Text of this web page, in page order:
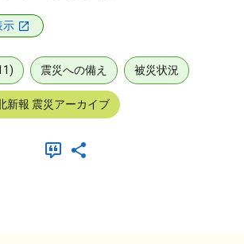
示
震災への備え 被災状況
新報 震災アーカイブ